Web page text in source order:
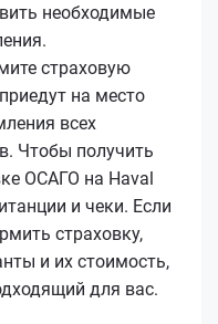
необходимые
страховую
на место
всех
Чтобы получить
ОСАГО на Haval
и чеки. Если
страховку,
и их стоимость,
для вас.